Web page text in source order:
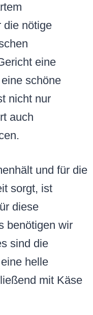
die nötige
eine
schöne
nicht nur
auch
und für die
sorgt, ist
diese
benötigen wir
sind die
helle
mit Käse